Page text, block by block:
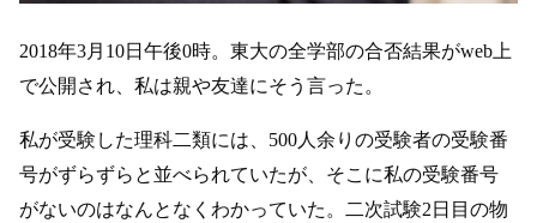
2018年3月10日午後0時。東大の全学部の合否結果がweb上
で公開され、私は親や友達にそう言った。
私が受験した理科二類には、500人余りの受験者の受験番
号がずらずらと並べられていたが、そこに私の受験番号
がないのはなんとなくわかっていた。二次試験2日目の物